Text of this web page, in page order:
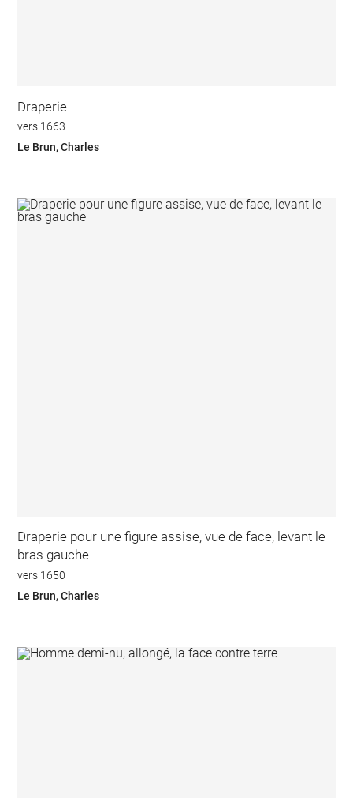
Draperie
vers 1663
Le Brun, Charles
Draperie pour une figure assise, vue de face, levant le
bras gauche
vers 1650
Le Brun, Charles